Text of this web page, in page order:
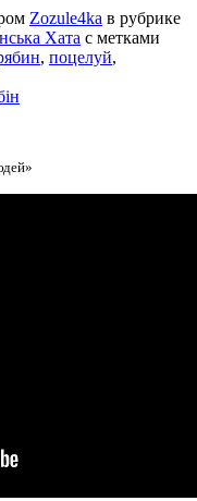
Zozule4ka в рубрике
Хата с метками
, поцелуй,